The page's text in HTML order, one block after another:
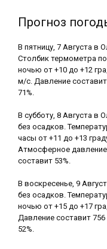
Прогноз
В пятницу, 7 Августа в
Столбик термометра
ночью от +10 до +12
м/с. Давление
71%.
В субботу, 8 Августа в
без осадков.
часы от +11 до +13
Атмосферное
составит 53%.
В воскресенье, 9
без осадков.
ночью от +15 до +17
Давление составит
52%.